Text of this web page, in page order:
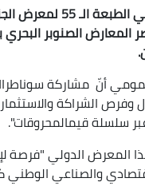
يشارك مجمع
الصنوبر البحري
أنّ
الشراكة
سلسلة قيمالمحروقات".
الدولي "فرصة
والصناعي